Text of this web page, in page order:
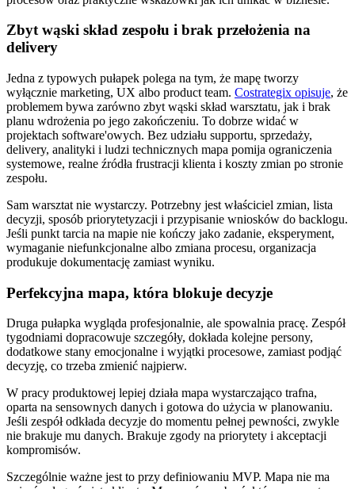
Zbyt wąski skład zespołu i brak przełożenia na
delivery
Jedna z typowych pułapek polega na tym, że mapę tworzy
wyłącznie marketing, UX albo product team. Costrategix opisuje, że
problemem bywa zarówno zbyt wąski skład warsztatu, jak i brak
planu wdrożenia po jego zakończeniu. To dobrze widać w
projektach software'owych. Bez udziału supportu, sprzedaży,
delivery, analityki i ludzi technicznych mapa pomija ograniczenia
systemowe, realne źródła frustracji klienta i koszty zmian po stronie
zespołu.
Sam warsztat nie wystarczy. Potrzebny jest właściciel zmian, lista
decyzji, sposób priorytetyzacji i przypisanie wniosków do backlogu.
Jeśli punkt tarcia na mapie nie kończy jako zadanie, eksperyment,
wymaganie niefunkcjonalne albo zmiana procesu, organizacja
produkuje dokumentację zamiast wyniku.
Perfekcyjna mapa, która blokuje decyzje
Druga pułapka wygląda profesjonalnie, ale spowalnia pracę. Zespół
tygodniami dopracowuje szczegóły, dokłada kolejne persony,
dodatkowe stany emocjonalne i wyjątki procesowe, zamiast podjąć
decyzję, co trzeba zmienić najpierw.
W pracy produktowej lepiej działa mapa wystarczająco trafna,
oparta na sensownych danych i gotowa do użycia w planowaniu.
Jeśli zespół odkłada decyzje do momentu pełnej pewności, zwykle
nie brakuje mu danych. Brakuje zgody na priorytety i akceptacji
kompromisów.
Szczególnie ważne jest to przy definiowaniu MVP. Mapa nie ma